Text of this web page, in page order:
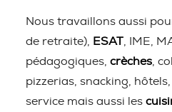
Nous travaillons aussi
de retraite),
ESAT , IME,
pédagogiques, crèches ,
pizzerias, snacking,
service mais aussi les